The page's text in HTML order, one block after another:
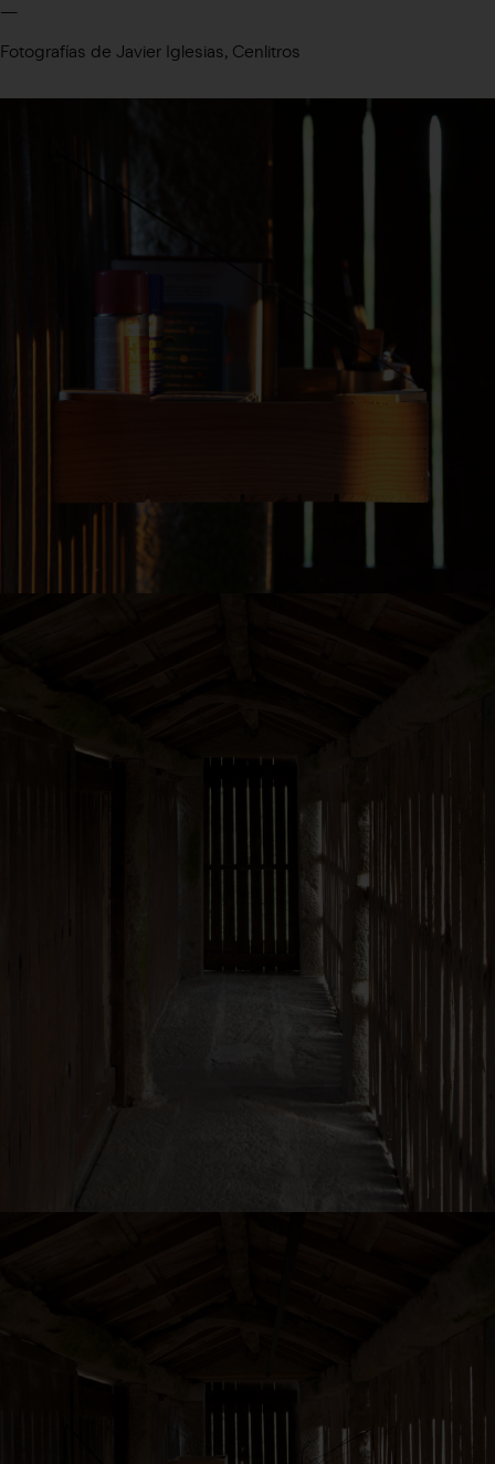
—
Fotografías de Javier Iglesias, Cenlitros